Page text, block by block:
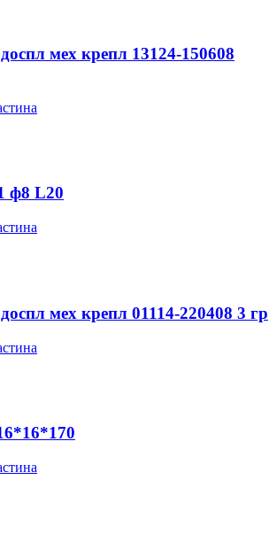
мех крепл 13124-150608
ф8 L20
мех крепл 01114-220408 3 гр